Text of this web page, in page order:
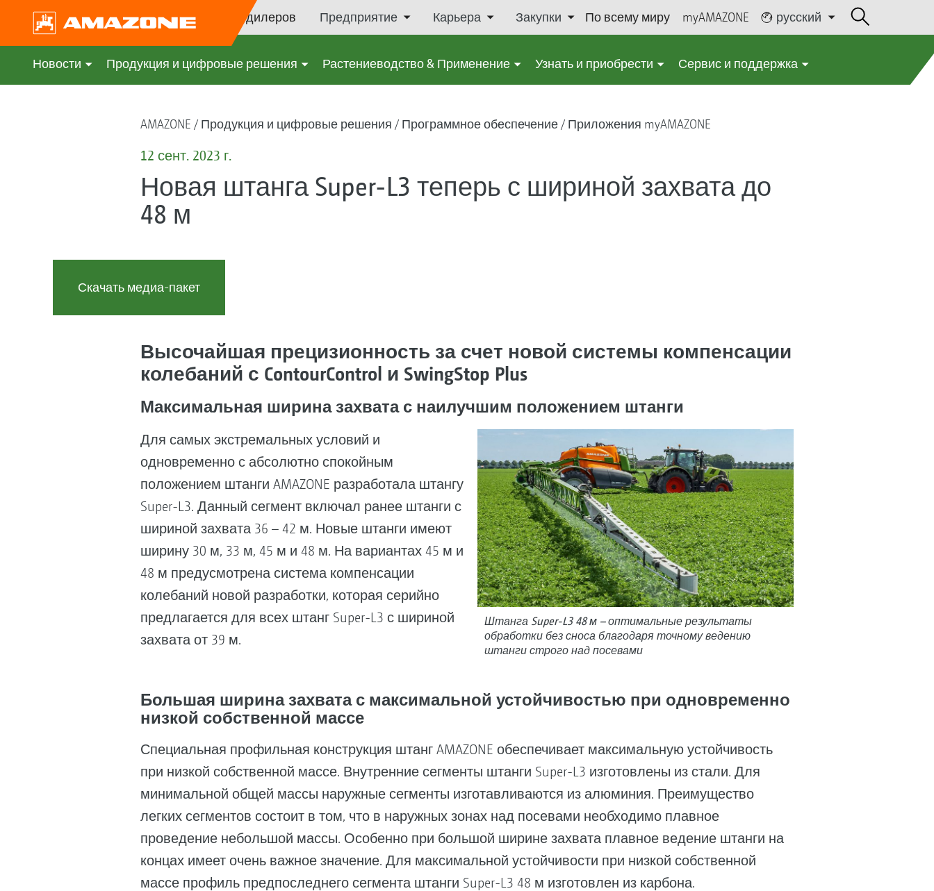
Поиск дилеров Предприятие Карьера Закупки По всему миру myAMAZONE русский
Новости Продукция и цифровые решения Растениеводство & Применение Узнать и приобрести Сервис и поддержка
AMAZONE Продукция и цифровые решения Программное обеспечение Приложения myAMAZONE
12 сент. 2023 г.
Новая штанга Super-L3 теперь с шириной захвата до
48 м
Скачать медиа-пакет
Высочайшая прецизионность за счет новой системы компенсации
колебаний с ContourControl и SwingStop Plus
Максимальная ширина захвата с наилучшим положением штанги
Штанга Super-L3 48 м – оптимальные результаты
обработки без сноса благодаря точному ведению
штанги строго над посевами
Для самых экстремальных условий и
одновременно с абсолютно спокойным
положением штанги AMAZONE разработала штангу
Super-L3. Данный сегмент включал ранее штанги с
шириной захвата 36 – 42 м. Новые штанги имеют
ширину 30 м, 33 м, 45 м и 48 м. На вариантах 45 м и
48 м предусмотрена система компенсации
колебаний новой разработки, которая серийно
предлагается для всех штанг Super-L3 с шириной
захвата от 39 м.
Большая ширина захвата с максимальной устойчивостью при одновременно
низкой собственной массе
Специальная профильная конструкция штанг AMAZONE обеспечивает максимальную устойчивость
при низкой собственной массе. Внутренние сегменты штанги Super-L3 изготовлены из стали. Для
минимальной общей массы наружные сегменты изготавливаются из алюминия. Преимущество
легких сегментов состоит в том, что в наружных зонах над посевами необходимо плавное
проведение небольшой массы. Особенно при большой ширине захвата плавное ведение штанги на
концах имеет очень важное значение. Для максимальной устойчивости при низкой собственной
массе профиль предпоследнего сегмента штанги Super-L3 48 м изготовлен из карбона.